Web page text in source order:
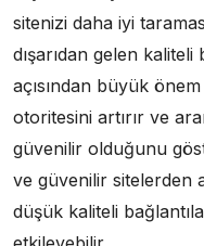
sitenizi daha iyi
dışarıdan gelen
açısından büyük
otoritesini artırır ve
güvenilir olduğunu
ve güvenilir sitelerden
düşük kaliteli